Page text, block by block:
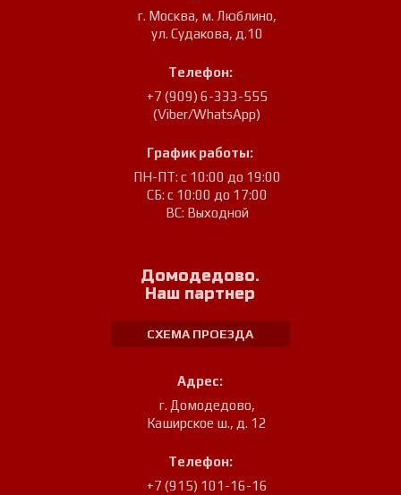
г. Москва, м. Люблино,
ул. Судакова, д.10
Телефон:
+7 (909) 6-333-555
(Viber/WhatsApp)
График работы:
ПН-ПТ: с 10:00 до 19:00
СБ: с 10:00 до 17:00
ВС: Выходной
Домодедово.
Наш партнер
СХЕМА ПРОЕЗДА
Адрес:
г. Домодедово,
Каширское ш., д. 12
Телефон:
+7 (915) 101-16-16